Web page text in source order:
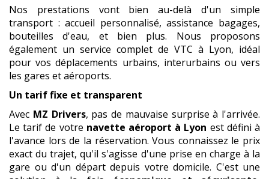
Nos prestations vont bien au-delà d'un simple
transport : accueil personnalisé, assistance bagages,
bouteilles d'eau, et bien plus. Nous proposons
également un service complet de VTC à Lyon, idéal
pour vos déplacements urbains, interurbains ou vers
les gares et aéroports.
Un tarif fixe et transparent
Avec MZ Drivers, pas de mauvaise surprise à l'arrivée.
Le tarif de votre navette aéroport à Lyon est défini à
l'avance lors de la réservation. Vous connaissez le prix
exact du trajet, qu'il s'agisse d'une prise en charge à la
gare ou d'un départ depuis votre domicile. C'est une